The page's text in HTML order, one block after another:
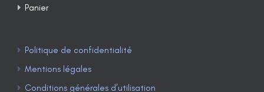
Panier
Politique de confidentialité
Mentions légales
Conditions générales d’utilisation